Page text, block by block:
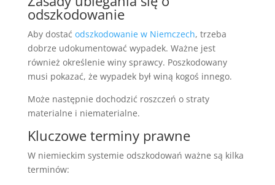
odszkodowanie
Aby dostać odszkodowanie w Niemczech, trzeba
dobrze udokumentować wypadek. Ważne jest
również określenie winy sprawcy. Poszkodowany
musi pokazać, że wypadek był winą kogoś innego.
Może następnie dochodzić roszczeń o straty
materialne i niematerialne.
Kluczowe terminy prawne
W niemieckim systemie odszkodowań ważne są kilka
terminów: